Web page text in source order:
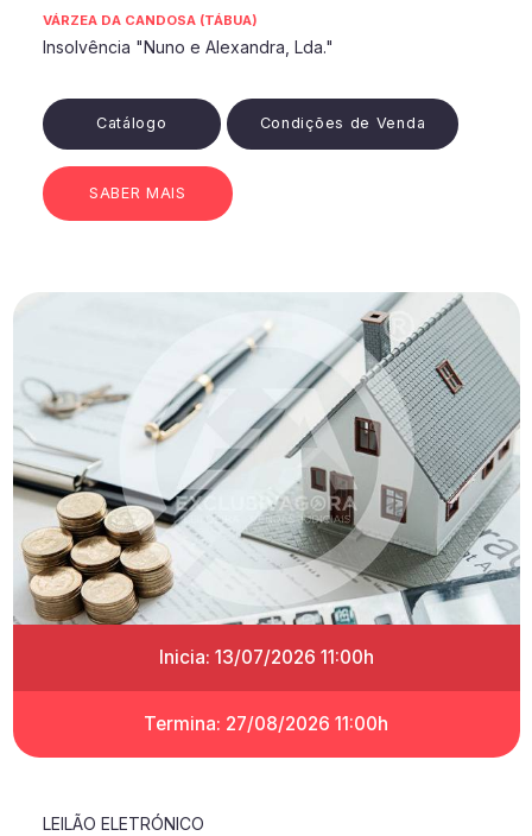
VÁRZEA DA CANDOSA (TÁBUA)
Insolvência "Nuno e Alexandra, Lda."
Catálogo Condições de Venda
SABER MAIS
Inicia: 13/07/2026 11:00h
Termina: 27/08/2026 11:00h
LEILÃO ELETRÓNICO